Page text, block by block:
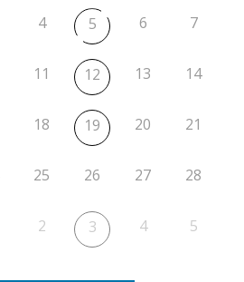
4 5 6 7
11 12 13 14
18 19 20 21
25 26 27 28
2 3 4 5